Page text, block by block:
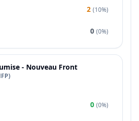
2 (10%)
0 (0%)
- Nouveau Front
)
0 (0%)